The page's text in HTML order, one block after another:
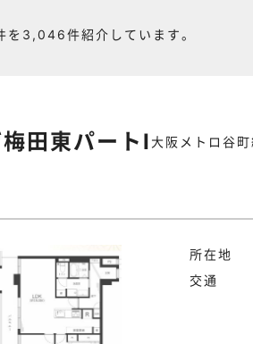
を3,046件紹介しています。
田東パートⅠ 大阪メトロ谷
所在地
交通